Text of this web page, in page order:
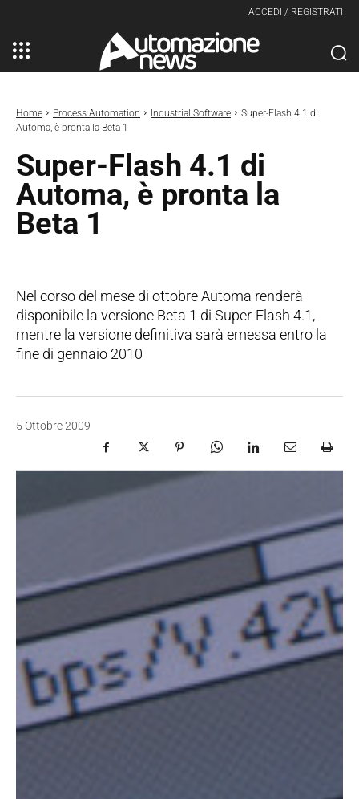
ACCEDI / REGISTRATI
Home Process Automation Industrial Software
Super-Flash 4.1 di
Automa, è pronta la Beta 1
Super-Flash 4.1 di
Automa, è pronta la
Beta 1
Nel corso del mese di ottobre Automa renderà
disponibile la versione Beta 1 di Super-Flash 4.1,
mentre la versione definitiva sarà emessa entro la
fine di gennaio 2010
5 Ottobre 2009